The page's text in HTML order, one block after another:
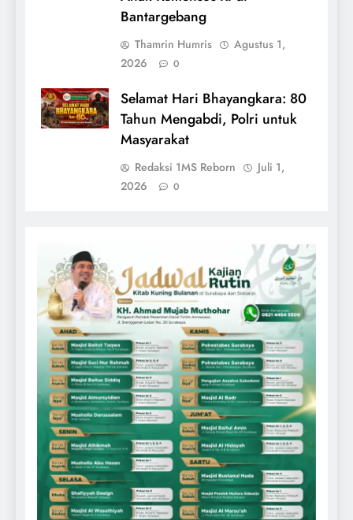
Bantargebang
Thamrin Humris
Agustus 1,
2026
0
Selamat Hari Bhayangkara: 80
Tahun Mengabdi, Polri untuk
Masyarakat
Redaksi 1MS Reborn
Juli 1,
2026
0